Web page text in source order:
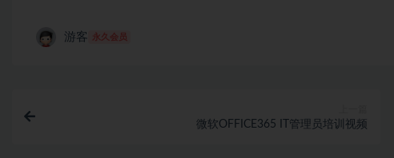
游客 永久会员
微软OFFICE365 IT管理员培训视频